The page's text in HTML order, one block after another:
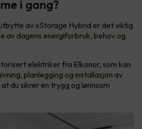
i gang?
av xStorage Hybrid er det viktig
av dagens energiforbruk, behov og
elektriker fra Elkonor, som kan
planlegging og installasjon av
du sikrer en trygg og lønnsom